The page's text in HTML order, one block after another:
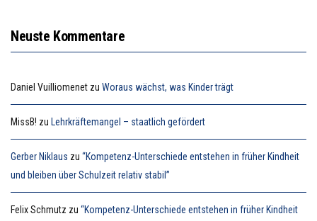
Neuste Kommentare
Daniel Vuilliomenet zu Woraus wächst, was Kinder trägt
MissB! zu Lehrkräftemangel – staatlich gefördert
Gerber Niklaus zu “Kompetenz-Unterschiede entstehen in früher Kindheit
und bleiben über Schulzeit relativ stabil”
Felix Schmutz zu “Kompetenz-Unterschiede entstehen in früher Kindheit